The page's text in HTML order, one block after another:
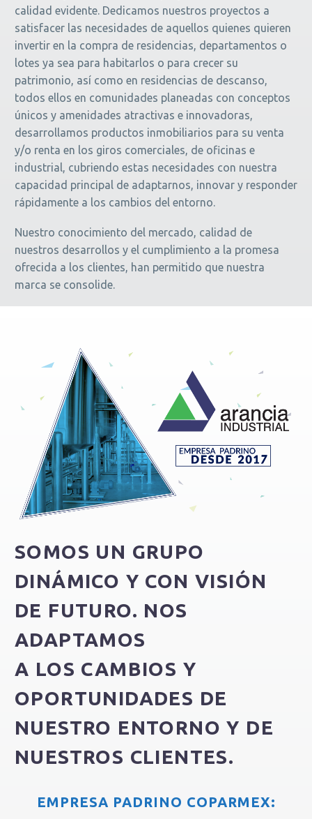
calidad evidente. Dedicamos nuestros proyectos a
satisfacer las necesidades de aquellos quienes quieren
invertir en la compra de residencias, departamentos o
lotes ya sea para habitarlos o para crecer su
patrimonio, así como en residencias de descanso,
todos ellos en comunidades planeadas con conceptos
únicos y amenidades atractivas e innovadoras,
desarrollamos productos inmobiliarios para su venta
y/o renta en los giros comerciales, de oficinas e
industrial, cubriendo estas necesidades con nuestra
capacidad principal de adaptarnos, innovar y responder
rápidamente a los cambios del entorno.
Nuestro conocimiento del mercado, calidad de
nuestros desarrollos y el cumplimiento a la promesa
ofrecida a los clientes, han permitido que nuestra
marca se consolide.
SOMOS UN GRUPO
DINÁMICO Y CON VISIÓN
DE FUTURO. NOS
ADAPTAMOS
A LOS CAMBIOS Y
OPORTUNIDADES DE
NUESTRO ENTORNO Y DE
NUESTROS CLIENTES.
EMPRESA PADRINO COPARMEX: